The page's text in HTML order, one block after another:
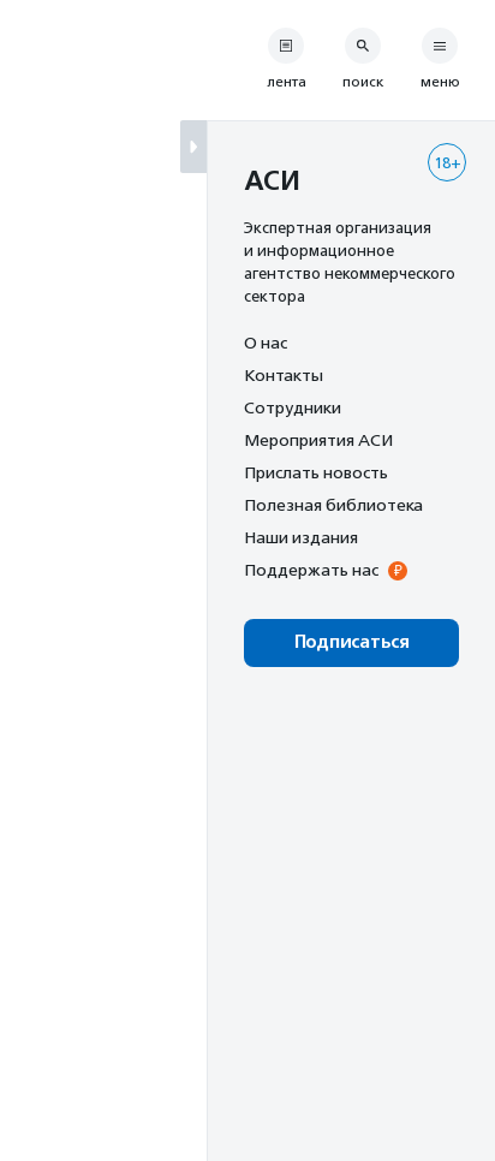
лента поиск меню
18+
АСИ
Экспертная организация
и информационное
агентство некоммерческого
сектора
О нас
Контакты
Сотрудники
Мероприятия АСИ
Прислать новость
Полезная библиотека
Наши издания
Поддержать нас
Подписаться